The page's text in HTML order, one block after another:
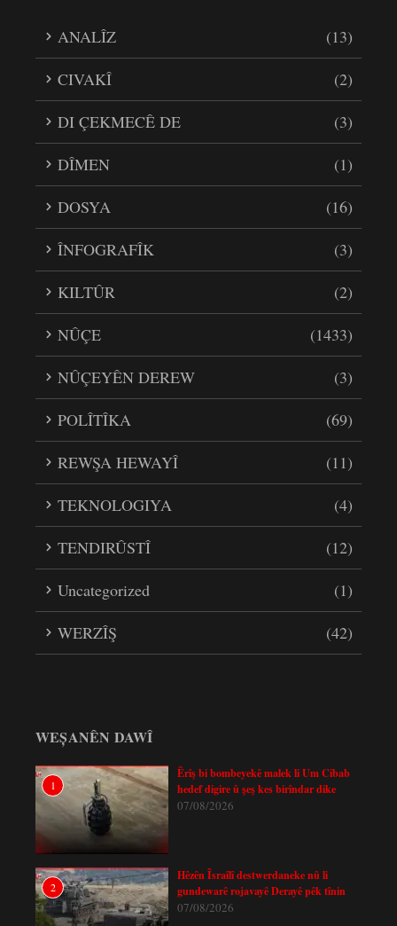
ANALÎZ
(13)
CIVAKÎ
(2)
DI ÇEKMECÊ DE
(3)
DÎMEN
(1)
DOSYA
(16)
ÎNFOGRAFÎK
(3)
KILTÛR
(2)
NÛÇE
(1433)
NÛÇEYÊN DEREW
(3)
POLÎTÎKA
(69)
REWŞA HEWAYÎ
(11)
TEKNOLOGIYA
(4)
TENDIRÛSTÎ
(12)
Uncategorized
(1)
WERZÎŞ
(42)
WEȘANÊN DAWÎ
1
Êrîş bi bombeyekê malek li Um Cibab
hedef digire û şeş kes birîndar dike
07/08/2026
2
Hêzên Îsraîlî destwerdaneke nû li
gundewarê rojavayê Derayê pêk tînin
07/08/2026